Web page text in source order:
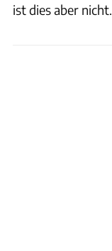
ist dies aber nicht.